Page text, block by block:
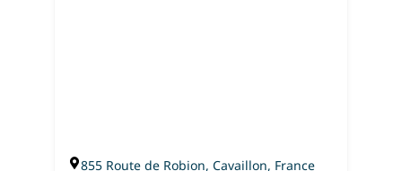
855 Route de Robion, Cavaillon, France